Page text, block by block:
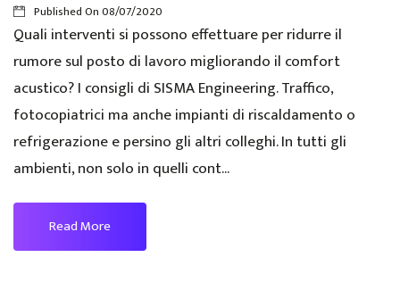
Published On08/07/2020
Quali interventi si possono effettuare per ridurre il
rumore sul posto di lavoro migliorando il comfort
acustico? I consigli di SISMA Engineering. Traffico,
fotocopiatrici ma anche impianti di riscaldamento o
refrigerazione e persino gli altri colleghi. In tutti gli
ambienti, non solo in quelli cont...
Read More